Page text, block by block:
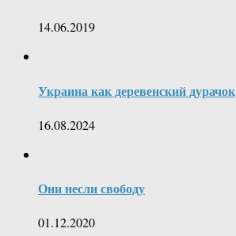
14.06.2019
Украина как деревенский дурачок
16.08.2024
Они несли свободу
01.12.2020